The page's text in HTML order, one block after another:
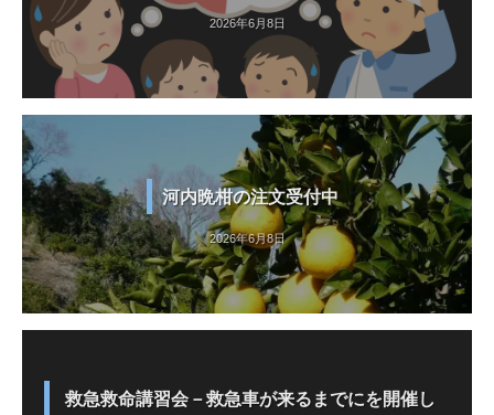
2026年6月8日
河内晩柑の注文受付中
2026年6月8日
救急救命講習会－救急車が来るまでにを開催し